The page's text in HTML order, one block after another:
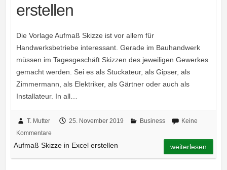
erstellen
Die Vorlage Aufmaß Skizze ist vor allem für
Handwerksbetriebe interessant. Gerade im Bauhandwerk
müssen im Tagesgeschäft Skizzen des jeweiligen Gewerkes
gemacht werden. Sei es als Stuckateur, als Gipser, als
Zimmermann, als Elektriker, als Gärtner oder auch als
Installateur. In all…
T. Mutter 25. November 2019 Business
Keine
Kommentare
Aufmaß Skizze in Excel erstellen weiterlesen